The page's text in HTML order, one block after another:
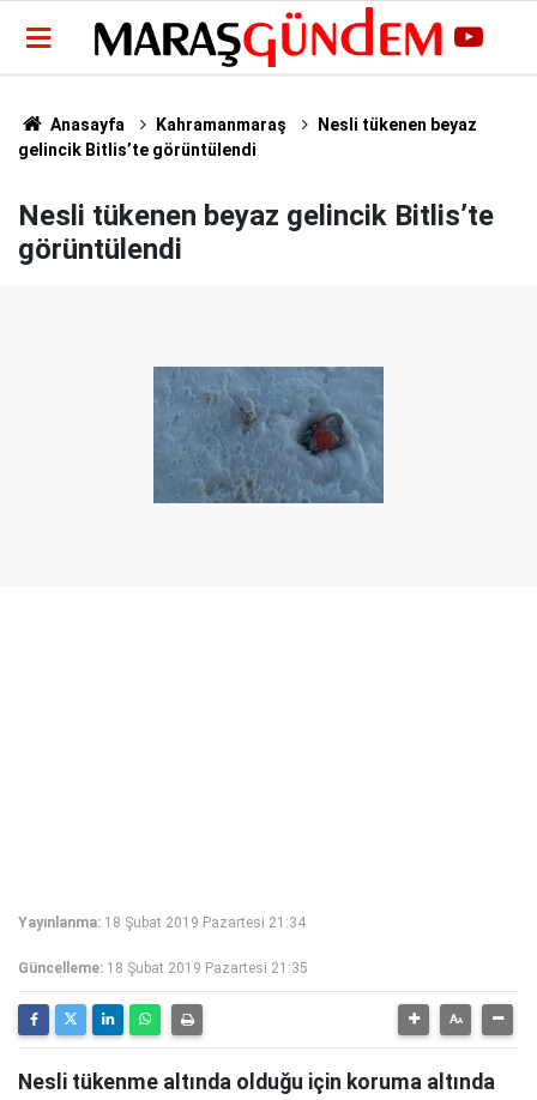
Anasayfa Kahramanmaraş
Nesli tükenen beyaz
gelincik Bitlis’te görüntülendi
Nesli tükenen beyaz gelincik Bitlis’te
görüntülendi
Yayınlanma: 18 Şubat 2019 Pazartesi 21:34
Güncelleme: 18 Şubat 2019 Pazartesi 21:35
Nesli tükenme altında olduğu için koruma altında